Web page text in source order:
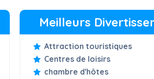
Meilleurs
Attraction touristiques
Centres de loisirs
chambre d'hôtes